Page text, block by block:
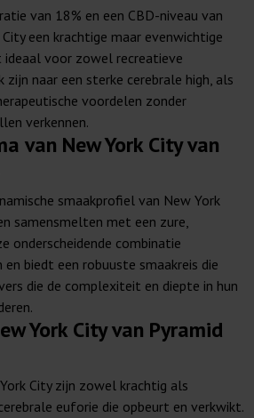
van 18% en een CBD-niveau van
een krachtige maar evenwichtige
voor zowel recreatieve
zijn naar een sterke cerebrale high, als
voordelen zonder
verkennen.
van New York City van
smaakprofiel van New York
samensmelten met een zure,
onderscheidende combinatie
biedt een robuuste smaakreis die
die de complexiteit en diepte in hun
York City van Pyramid
City zijn zowel krachtig als
euforie die opbeurt en verkwikt.